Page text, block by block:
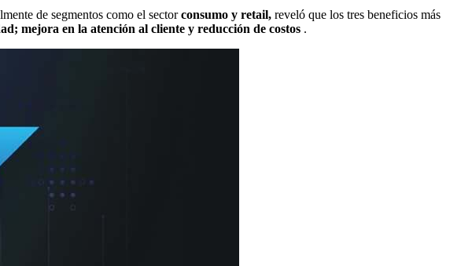
de segmentos como el sectorconsumo y retail, reveló que los tres beneficios más
mejora en la atención al cliente y reducción de costos .